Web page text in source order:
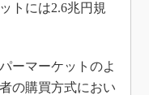
トには2.6兆円規
ーマーケットのよ
の購買方式におい